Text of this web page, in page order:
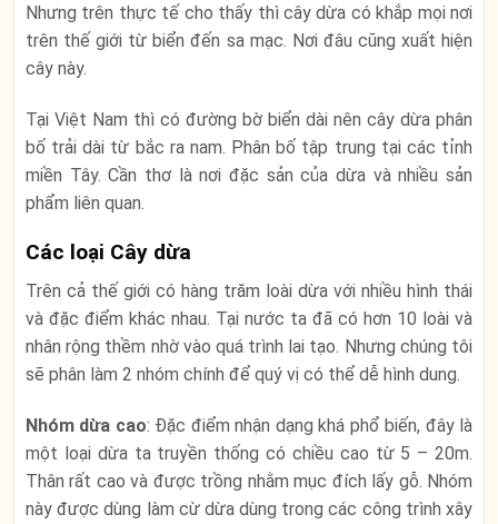
Nhưng trên thực tế cho thấy thì cây dừa có khắp mọi nơi
trên thế giới từ biển đến sa mạc. Nơi đâu cũng xuất hiện
cây này.
Tại Việt Nam thì có đường bờ biển dài nên cây dừa phân
bố trải dài từ bắc ra nam. Phân bố tập trung tại các tỉnh
miền Tây. Cần thơ là nơi đặc sản của dừa và nhiều sản
phẩm liên quan.
Các loại Cây dừa
Trên cả thế giới có hàng trăm loài dừa với nhiều hình thái
và đặc điểm khác nhau. Tại nước ta đã có hơn 10 loài và
nhân rộng thềm nhờ vào quá trình lai tạo. Nhưng chúng tôi
sẽ phân làm 2 nhóm chính để quý vị có thể dễ hình dung.
Nhóm dừa cao: Đặc điểm nhận dạng khá phổ biến, đây là
một loại dừa ta truyền thống có chiều cao từ 5 – 20m.
Thân rất cao và được trồng nhằm mục đích lấy gỗ. Nhóm
này được dùng làm cừ dừa dùng trong các công trình xây